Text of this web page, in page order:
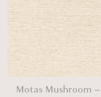
Motas Mushroom –